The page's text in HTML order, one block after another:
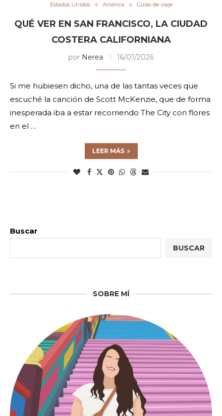
Estados Unidos América Guías de viaje
QUÉ VER EN SAN FRANCISCO, LA CIUDAD
COSTERA CALIFORNIANA
por Nerea 16/01/2026
Si me hubiesen dicho, una de las tantas veces que
escuché la canción de Scott McKenzie, que de forma
inesperada iba a estar recorriendo The City con flores
en el …
LEER MÁS
Buscar
BUSCAR
SOBRE MÍ